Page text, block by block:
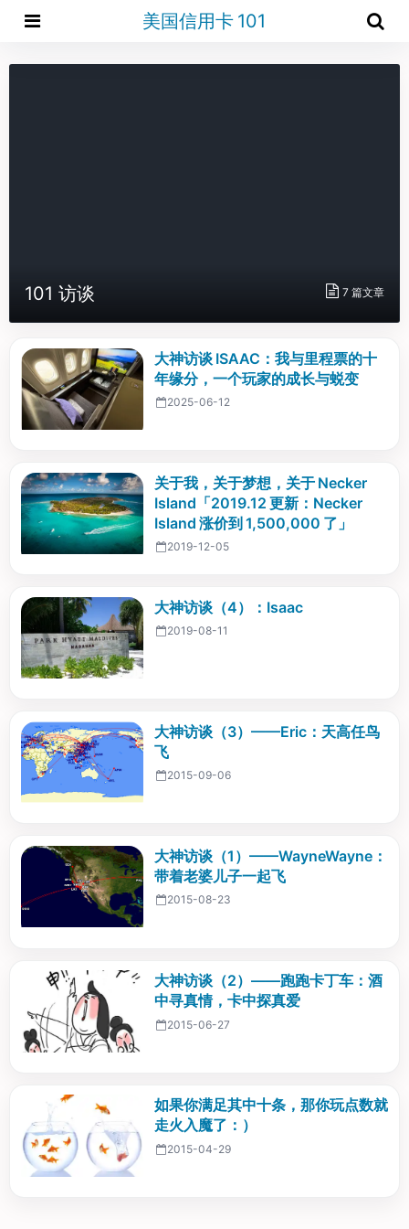
美国信用卡 101
101 访谈 7 篇文章
大神访谈 ISAAC：我与里程票的十
年缘分，一个玩家的成长与蜕变
2025-06-12
关于我，关于梦想，关于 Necker
Island「2019.12 更新：Necker
Island 涨价到 1,500,000 了」
2019-12-05
大神访谈（4）：Isaac
2019-08-11
大神访谈（3）——Eric：天高任鸟
飞
2015-09-06
大神访谈（1）——WayneWayne：
带着老婆儿子一起飞
2015-08-23
大神访谈（2）——跑跑卡丁车：酒
中寻真情，卡中探真爱
2015-06-27
如果你满足其中十条，那你玩点数就
走火入魔了：）
2015-04-29